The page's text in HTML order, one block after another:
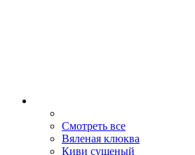
Смотреть все
Вяленая клюква
Киви сушеный